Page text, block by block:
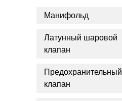
Манифольд
Латунный шаровой
клапан
Предохранительный
клапан